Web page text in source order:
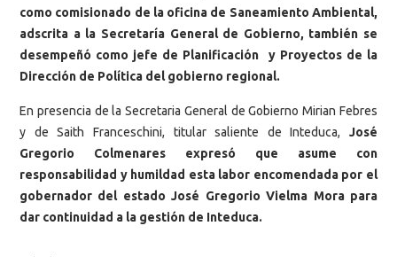
como comisionado de la oficina de Saneamiento Ambiental,
adscrita a la Secretaría General de Gobierno, también se
desempeñó como jefe de Planificación y Proyectos de la
Dirección de Política del gobierno regional.
En presencia de la Secretaria General de Gobierno Mirian Febres
y de Saith Franceschini, titular saliente de Inteduca, José
Gregorio Colmenares expresó que asume con
responsabilidad y humildad esta labor encomendada por el
gobernador del estado José Gregorio Vielma Mora para
dar continuidad a la gestión de Inteduca.